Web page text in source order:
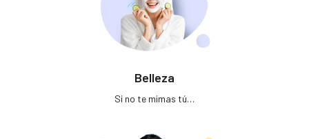
Belleza
Si no te mimas tú…